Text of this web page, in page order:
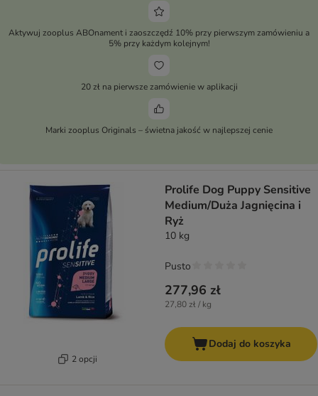
Aktywuj zooplus ABOnament i zaoszczędź 10% przy pierwszym zamówieniu a
5% przy każdym kolejnym!
20 zł na pierwsze zamówienie w aplikacji
Marki zooplus Originals – świetna jakość w najlepszej cenie
2 opcji
Prolife Dog Puppy Sensitive
Medium/Duża Jagnięcina i
Ryż
10 kg
277,96 zł
27,80 zł / kg
Pusto
Dodaj do koszyka